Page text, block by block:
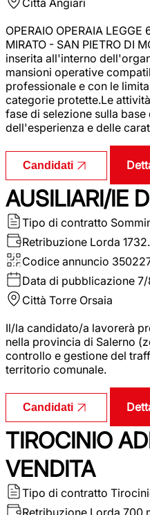
OPERAIO OPERAIA
MIRATO - SAN PIETRO DI
inserita all'interno
mansioni operative
professionale e con le
categorie protette.Le
fase di selezione sulla
dell'esperienza e delle
Candidati
AUSILIARI/IE
Tipo di contratto
Retribuzione Lorda
Codice annuncio
Data di pubblicazione
Città Torre Orsaia
Il/la candidato/a lavorerà
nella provincia di Salerno
controllo e gestione del
territorio comunale.
Candidati
TIROCINIO
VENDITA
Tipo di contratto
Retribuzione Lorda 700